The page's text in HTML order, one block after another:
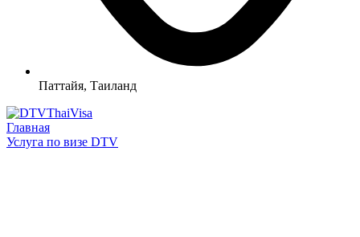
Паттайя, Таиланд
Главная
Услуга по визе DTV